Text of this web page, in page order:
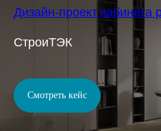
Дизайн-проект кабинета
СтроиТЭК
Смотреть кейс